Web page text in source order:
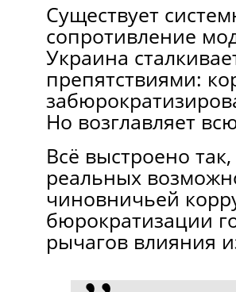
Существует
сопротивление
Украина
препятствиями:
Но возглавляет
Всё выстроено
реальных
чиновничьей
бюрократизации
рычагов влияния